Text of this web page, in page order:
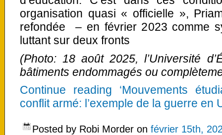
organisation quasi « officielle »,
refondée – en février 2023 comme
luttant sur deux fronts
(Photo: 18 août 2025, l’Université
bâtiments endommagés ou
Continue reading ‘Mouvements
conflit armé: l’exemple de la guerre en
Posted by Robi Morder on février 15th,